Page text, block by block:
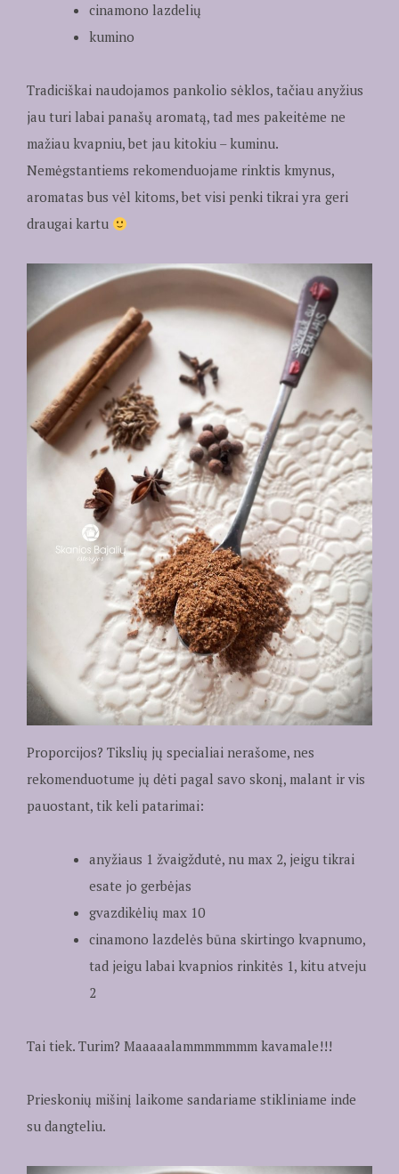
cinamono lazdelių
kumino
Tradiciškai naudojamos pankolio sėklos, tačiau anyžius
jau turi labai panašų aromatą, tad mes pakeitėme ne
mažiau kvapniu, bet jau kitokiu – kuminu.
Nemėgstantiems rekomenduojame rinktis kmynus,
aromatas bus vėl kitoms, bet visi penki tikrai yra geri
draugai kartu
Proporcijos? Tikslių jų specialiai nerašome, nes
rekomenduotume jų dėti pagal savo skonį, malant ir vis
pauostant, tik keli patarimai:
anyžiaus 1 žvaigždutė, nu max 2, jeigu tikrai
esate jo gerbėjas
gvazdikėlių max 10
cinamono lazdelės būna skirtingo kvapnumo,
tad jeigu labai kvapnios rinkitės 1, kitu atveju
2
Tai tiek. Turim? Maaaaalammmmmmm kavamale!!!
Prieskonių mišinį laikome sandariame stikliniame inde
su dangteliu.